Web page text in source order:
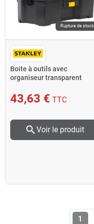
Rupture de stock
Boite à outils avec
organiseur transparent
43,63 € TTC
search Voir le produit
1